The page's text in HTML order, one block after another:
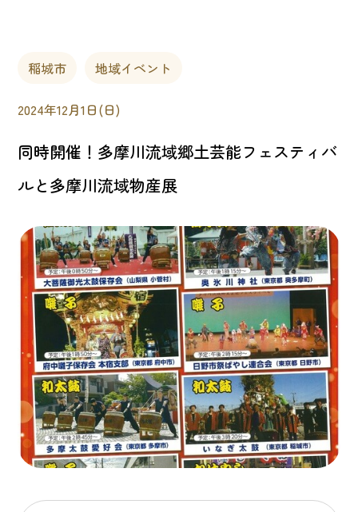
稲城市 地域イベント
2024年12月1日(日)
同時開催！多摩川流域郷土芸能フェスティバ
ルと多摩川流域物産展